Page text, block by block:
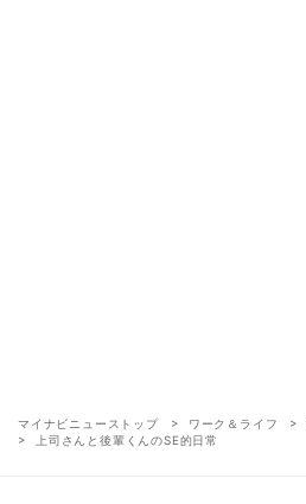
マイナビニューストップ ワーク＆ライフ
上司さんと後輩くんのSE的日常